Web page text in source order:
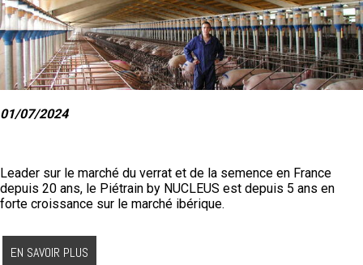
01/07/2024
Leader sur le marché du verrat et de la semence en France
depuis 20 ans, le Piétrain by NUCLEUS est depuis 5 ans en
forte croissance sur le marché ibérique.
EN SAVOIR PLUS